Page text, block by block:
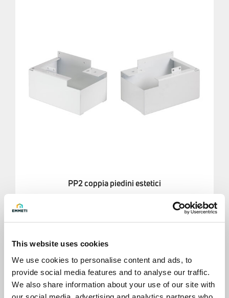
This website uses cookies
We use cookies to personalise content and ads, to
provide social media features and to analyse our traffic.
We also share information about your use of our site with
PP2 coppia piedini estetici